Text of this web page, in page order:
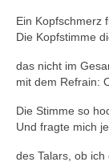
Ein Kopfschmerz
Die Kopfstimme
das nicht im
mit dem Refrain:
Die Stimme so
Und fragte mich
des Talars, ob